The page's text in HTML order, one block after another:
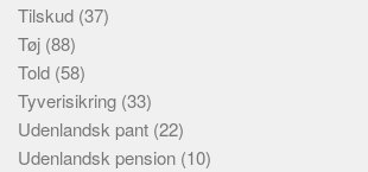
Tilskud (37)
Tøj (88)
Told (58)
Tyverisikring (33)
Udenlandsk pant (22)
Udenlandsk pension (10)